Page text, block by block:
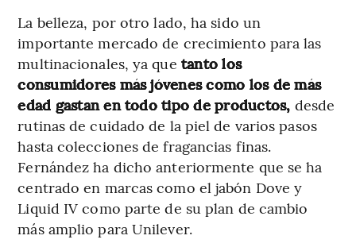
La belleza, por otro lado, ha sido un
importante mercado de crecimiento para las
multinacionales, ya que tanto los
consumidores más jóvenes como los de más
edad gastan en todo tipo de productos, desde
rutinas de cuidado de la piel de varios pasos
hasta colecciones de fragancias finas.
Fernández ha dicho anteriormente que se ha
centrado en marcas como el jabón Dove y
Liquid IV como parte de su plan de cambio
más amplio para Unilever.